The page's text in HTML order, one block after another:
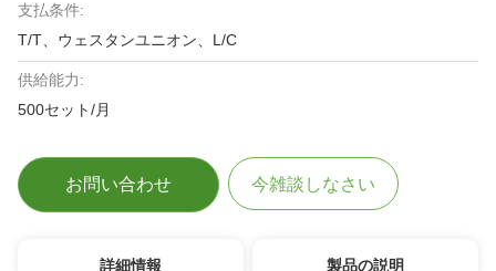
支払条件:
T/T、ウェスタンユニオン、L/C
供給能力:
500セット/月
お問い合わせ 今雑談しなさい
詳細情報 製品の説明